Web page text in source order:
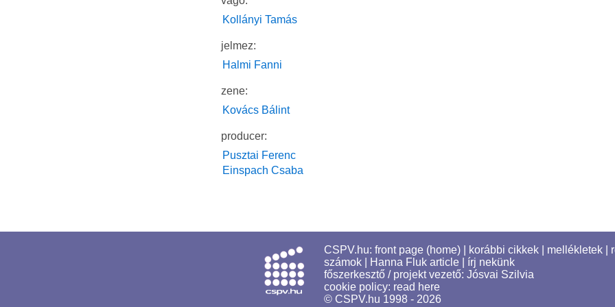
Kollányi Tamás
jelmez:
Halmi Fanni
zene:
Kovács Bálint
producer:
Pusztai Ferenc
Einspach Csaba
CSPV.hu: front page (home) korábbi cikkek mellékletek
számok
Hanna Fluk article
írj nekünk
főszerkesztő / projekt vezető: Jósvai Szilvia
cookie policy: read here
© CSPV.hu 1998 - 2026